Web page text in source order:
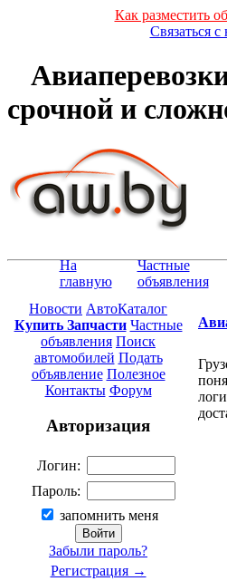
Как разместить
Связаться с
срочной и
На
главную
Частные
объявления
Новости АвтоКаталог
Купить Запчасти Частные
объявления Поиск
автомобилей Подать
объявление Полезное
Контакты Форум
Авторизация
Логин:
Пароль:
запомнить меня
Забыли пароль?
Регистрация →